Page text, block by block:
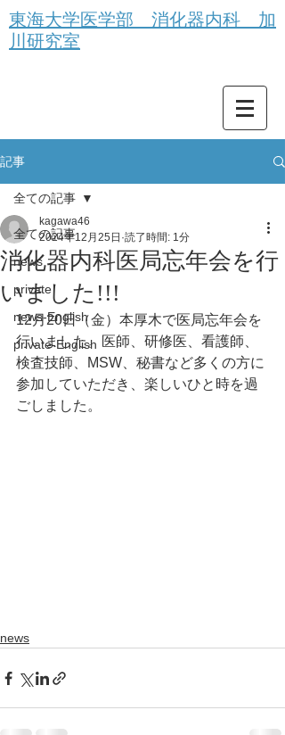
東海大学医学部 消化器内科 加
川研究室
記事
全ての記事
news
private
news-English
private-English
全ての記事
消化器内科医局忘年会を行
いました!!!
kagawa46
2024年12月25日 読了時間: 1分
12月20日（金）本厚木で医局忘年会を
行いました。医師、研修医、看護師、
検査技師、MSW、秘書など多くの方に
参加していただき、楽しいひと時を過
ごしました。
news